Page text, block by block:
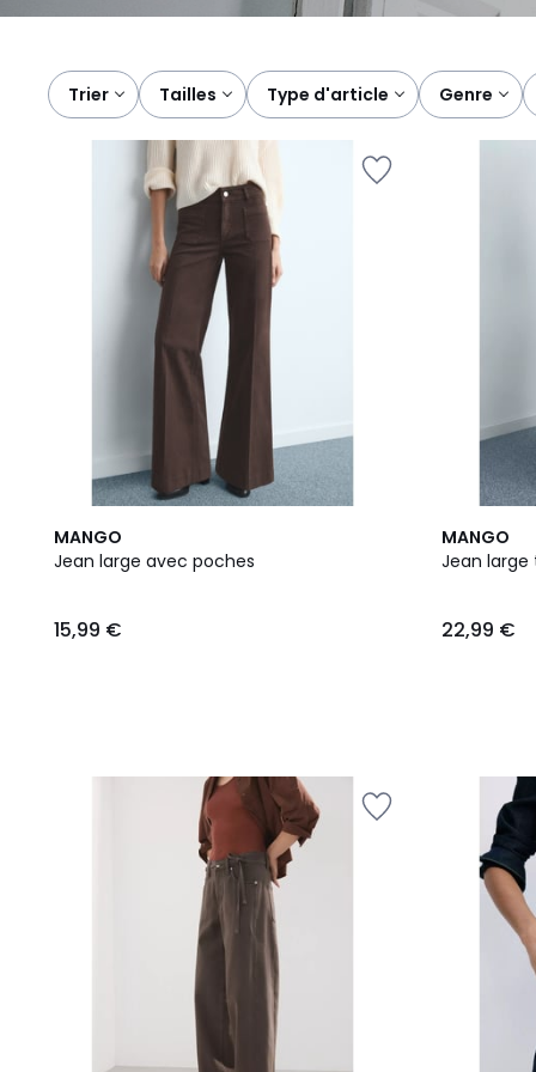
Trier tailles type d'article genre
MANGO
Jean large avec poches
€.
15,99 €
MANGO
Jean
22,99 €